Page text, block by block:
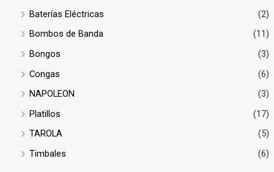
Baterías Eléctricas
(2)
Bombos de Banda
(11)
Bongos
(3)
Congas
(6)
NAPOLEON
(3)
Platillos
(17)
TAROLA
(5)
Timbales
(6)